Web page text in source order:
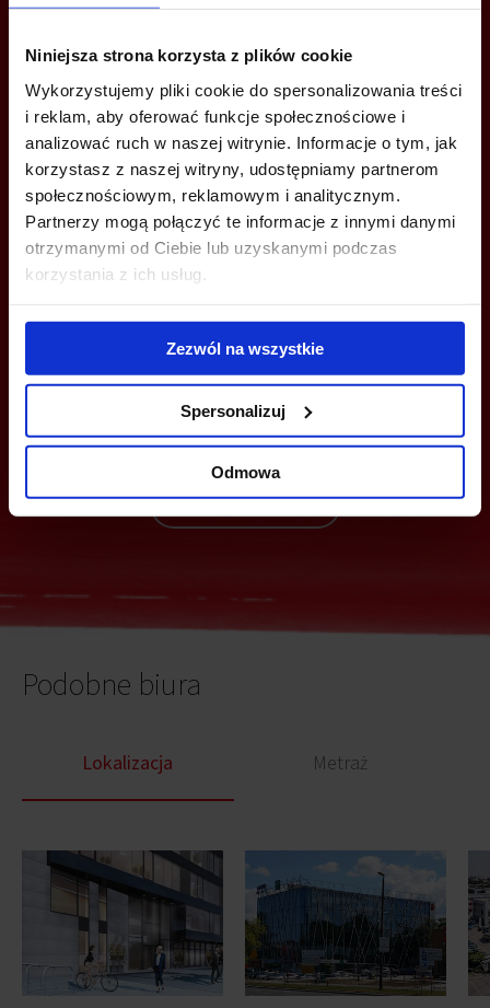
Niniejsza strona korzysta z plików cookie
Wykorzystujemy pliki cookie do spersonalizowania treści
i reklam, aby oferować funkcje społecznościowe i
analizować ruch w naszej witrynie. Informacje o tym, jak
korzystasz z naszej witryny, udostępniamy partnerom
społecznościowym, reklamowym i analitycznym.
Partnerzy mogą połączyć te informacje z innymi danymi
otrzymanymi od Ciebie lub uzyskanymi podczas
korzystania z ich usług.
Zezwól na wszystkie
Spersonalizuj
Odmowa
ZADZWOŃ I DOWIEDZ SIĘ WIĘCEJ
+48 12 294 94 30
krakow@bazabiur.pl
MOŻESZ TEŻ ZOSTAWIĆ SWÓJ NUMER, A MY SKONTAKTUJEMY SIĘ
Wyślij
Podobne biura
Lokalizacja Metraż